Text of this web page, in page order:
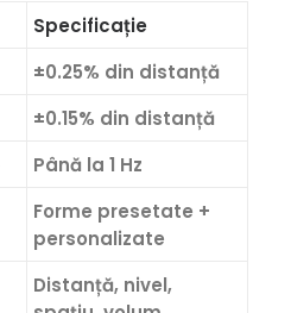
Specificație
±0.25% din distanță
±0.15% din distanță
Până la 1 Hz
Forme presetate +
personalizate
Distanță, nivel,